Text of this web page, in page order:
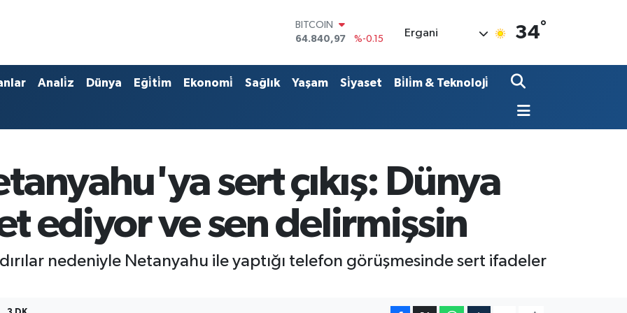
BITCOIN
64.840,97
%-0.15
55,2510
%0.32
GRAM ALTIN
13.779
%-14
Ergani 34°
Anali̇z Dünya Eği̇ti̇m Ekonomi̇ Sağlık Yaşam Si̇yaset Bi̇li̇m & Teknoloji̇
sert çıkış: Dünya
ediyor ve sen delirmişsin
nedeniyle Netanyahu ile yaptığı telefon görüşmesinde sert ifadeler